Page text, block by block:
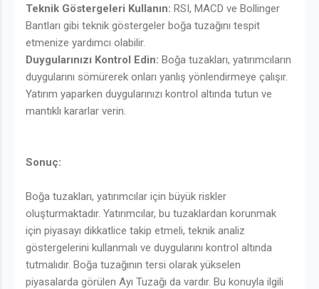
Teknik Göstergeleri Kullanın: RSI, MACD ve Bollinger
Bantları gibi teknik göstergeler boğa tuzağını tespit
etmenize yardımcı olabilir.
Duygularınızı Kontrol Edin: Boğa tuzakları, yatırımcıların
duygularını sömürerek onları yanlış yönlendirmeye çalışır.
Yatırım yaparken duygularınızı kontrol altında tutun ve
mantıklı kararlar verin.
Sonuç:
Boğa tuzakları, yatırımcılar için büyük riskler
oluşturmaktadır. Yatırımcılar, bu tuzaklardan korunmak
için piyasayı dikkatlice takip etmeli, teknik analiz
göstergelerini kullanmalı ve duygularını kontrol altında
tutmalıdır. Boğa tuzağının tersi olarak yükselen
piyasalarda görülen Ayı Tuzağı da vardır. Bu konuyla ilgili